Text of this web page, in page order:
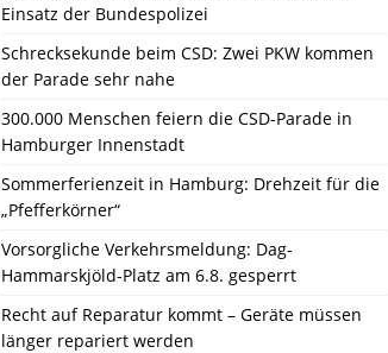
Einsatz der Bundespolizei
Schrecksekunde beim CSD: Zwei PKW kommen
der Parade sehr nahe
300.000 Menschen feiern die CSD-Parade in
Hamburger Innenstadt
Sommerferienzeit in Hamburg: Drehzeit für die
„Pfefferkörner“
Vorsorgliche Verkehrsmeldung: Dag-
Hammarskjöld-Platz am 6.8. gesperrt
Recht auf Reparatur kommt – Geräte müssen
länger repariert werden